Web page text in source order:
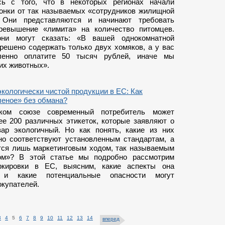
с того, что в некоторых регионах начали
от так называемых «сотрудников жилищной
Они представляются и начинают требовать
«лимита» на количество питомцев.
могут сказать: «В вашей однокомнатной
содержать только двух хомяков, а у вас
оплатите 50 тысяч рублей, иначе мы
животных».
чистой продукции в ЕС: Как
без обмана?
союзе современный потребитель может
200 различных этикеток, которые заявляют о
экологичный. Но как понять, какие из них
соответствуют установленным стандартам, а
лишь маркетинговым ходом, так называемым
В этой статье мы подробно рассмотрим
в ЕС, выясним, какие аспекты она
и какие потенциальные опасности могут
4 5 6 7 8 9 10 11 12 13 14 вперед